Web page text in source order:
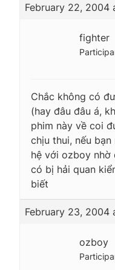
February 22, 2004
fighter
Chắc không có
(hay đâu đâu á,
phim này về coi
chịu thui, nếu
hệ với ozboy nhờ
có bị hải quan
biết
February 23, 2004
ozboy